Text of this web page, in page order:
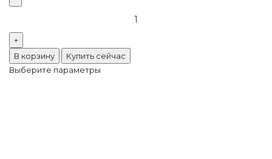
В корзину
Купить сейчас
Выберите параметры